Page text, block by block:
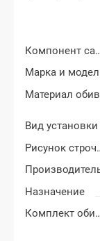
Марка и
Вид установки
Назначение